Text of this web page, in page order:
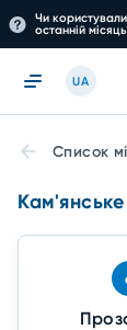
Чи
останній
UA
Список
Кам'янське